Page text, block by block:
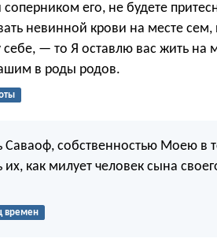
его, не будете
невинной крови на месте сем,
— то Я оставлю вас жить на
в роды родов.
собственностью Моею в
как милует человек сына
времен